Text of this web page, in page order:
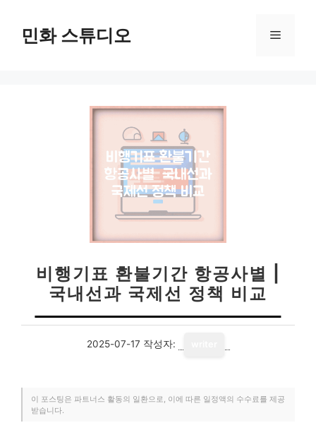
민화 스튜디오 메
비행기표 환불기간 항공사별 |
국내선과 국제선 정책 비교
2025-07-17 작성자:
이 포스팅은 파트너스 활동의 일환으로, 이에 따른 일정액의 수수료를 제공
받습니다.